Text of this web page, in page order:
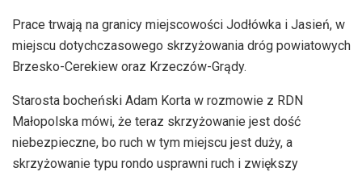
Prace trwają na granicy miejscowości Jodłówka i Jasień, w
miejscu dotychczasowego skrzyżowania dróg powiatowych
Brzesko-Cerekiew oraz Krzeczów-Grądy.
Starosta bocheński Adam Korta w rozmowie z RDN
Małopolska mówi, że teraz skrzyżowanie jest dość
niebezpieczne, bo ruch w tym miejscu jest duży, a
skrzyżowanie typu rondo usprawni ruch i zwiększy